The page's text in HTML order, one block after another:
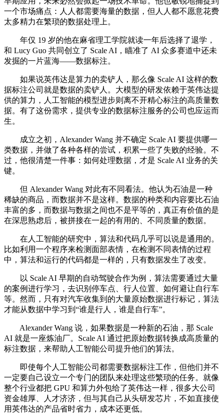
一个市场痛点：人人都需要海量的数据，但人人都不愿意花费
太多精力在繁琐的数据处理上。
年仅 19 岁的他在麻省理工学院就读一年后选择了退学，
和 Lucy Guo 共同创立了 Scale AI，瞄准了 AI 众多赛道中还未
发掘的一片蓝海——数据标注。
如果说英伟达是算力的卖铲人，那么像 Scale AI 这样的数
据标注公司就是数据的卖铲人。大模型的研发依赖于英伟达提
供的算力，人工智能的模型进步则离不开精心标注的高质量数
据。有了这份需求，提供专业的数据标注服务的公司也应运而
生。
成立之初，Alexander Wang 并不确定 Scale AI 要提供哪一
类数据，并做了各种各样的尝试，积累一些了失败的经验。不
过，他很清楚一件事：如何处理数据，才是 Scale AI 业务的关
键。
但 Alexander Wang 对此有不同看法。他认为石油是一种
稀缺的商品，而数据并不是这样。数据的种类和内容要比石油
丰富的多，而数据与数据之间也不是平等的，真正有价值的是
在深思熟虑后，被拼接在一起的有用的、不同质量的数据。
在人工智能的研究中，算法和代码几乎可以说是通用的。
比如利用一个程序来检测面部表情，在检测不同表情的过程
中，算法和运行的代码都是一样的，只有数据发生了改变。
以 Scale AI 早期的自动驾驶合作为例，算法需要通过大量
的案例进行学习，去识别停车点、行人位置、如何避让自行车
等。然而，只有对汽车收集到的大量原始数据进行标记，算法
才能从数据中学习到“谁是行人，谁是自行车”。
Alexander Wang 说，如果数据是一种新的石油，那 Scale
AI 就是一座炼油厂。Scale AI 通过把原始数据转换成高质量的
标注数据，来帮助人工智能公司提升他们的算法。
即使每个人工智能公司都需要数据标注工作，但他们并不
一定要自己设立一个专门的团队来处理这些繁琐的任务。就像
整个行业都把 GPU 和算力外包给了英伟达一样，很多大公司
资金雄厚、人才济济，但与其自己从头研发芯片，不如直接使
用英伟达的产品省时省力，成本还更低。